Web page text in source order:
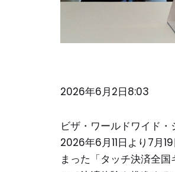
2026年6月2日8:03
ビザ・ワールドワイド
2026年6月11日より7月
まった「タッチ決済全